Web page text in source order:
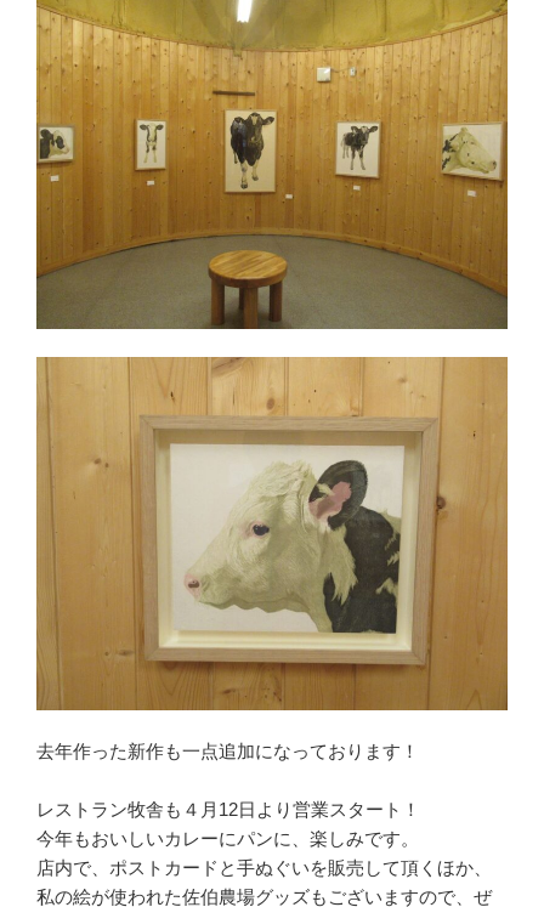
去年作った新作も一点追加になっております！
レストラン牧舎も４月12日より営業スタート！
今年もおいしいカレーにパンに、楽しみです。
店内で、ポストカードと手ぬぐいを販売して頂くほか、
私の絵が使われた佐伯農場グッズもございますので、ぜ